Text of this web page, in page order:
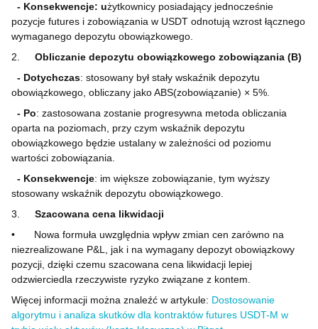
- Konsekwencje: użytkownicy posiadający jednocześnie
pozycje futures i zobowiązania w USDT odnotują wzrost łącznego
wymaganego depozytu obowiązkowego.
2.
Obliczanie depozytu obowiązkowego zobowiązania (B)
- Dotychczas: stosowany był stały wskaźnik depozytu
obowiązkowego, obliczany jako ABS(zobowiązanie) × 5%.
- Po: zastosowana zostanie progresywna metoda obliczania
oparta na poziomach, przy czym wskaźnik depozytu
obowiązkowego będzie ustalany w zależności od poziomu
wartości zobowiązania.
- Konsekwencje: im większe zobowiązanie, tym wyższy
stosowany wskaźnik depozytu obowiązkowego.
3.
Szacowana cena likwidacji
•
Nowa formuła uwzględnia wpływ zmian cen zarówno na
niezrealizowane P&L, jak i na wymagany depozyt obowiązkowy
pozycji, dzięki czemu szacowana cena likwidacji lepiej
odzwierciedla rzeczywiste ryzyko związane z kontem.
Więcej informacji można znaleźć w artykule: Dostosowanie
algorytmu i analiza skutków dla kontraktów futures USDT-M w